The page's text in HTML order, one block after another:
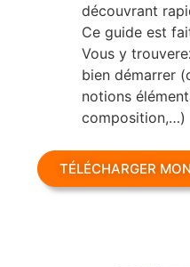
découvrant
Ce guide est
Vous y
bien démarrer
notions
composition,…)
TÉLÉCHARGER